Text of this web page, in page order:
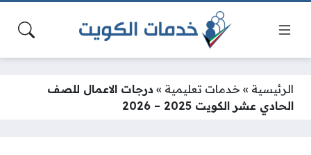
الرئيسية » خدمات تعليمية » درجات الاعمال للصف
الحادي عشر الكويت 2025 – 2026